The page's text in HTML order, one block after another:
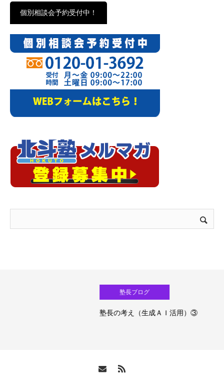
個別相談会予約受付中！
塾長の考え（生成ＡＩ活用）③